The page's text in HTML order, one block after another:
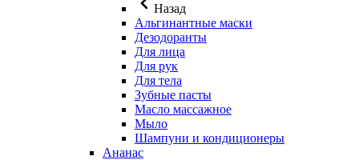
Назад
Альгинантные маски
Дезодоранты
Для лица
Для рук
Для тела
Зубные пасты
Масло массажное
Мыло
Шампуни и кондиционеры
Ананас